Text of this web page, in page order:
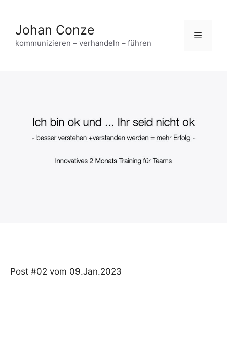
springen
Johan Conze
kommunizieren – verhandeln – führen
Menü
Post #02 vom 09.Jan.2023